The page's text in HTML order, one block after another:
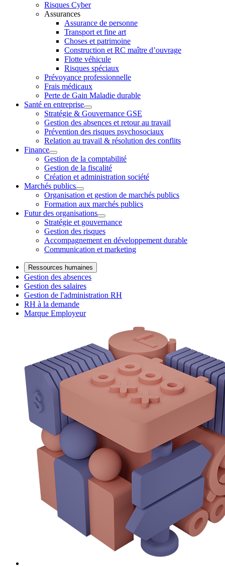
Risques Cyber
Assurances
Assurance de personne
Transport et fine art
Choses et patrimoine
Construction et RC maître d’ouvrage
Flotte véhicule
Risques spéciaux
Prévoyance professionnelle
Frais médicaux
Perte de Gain Maladie durable
Santé en entreprise
Stratégie & Gouvernance GSE
Gestion des absences et retour au travail
Prévention des risques psychosociaux
Relation au travail & résolution des conflits
Finance
Gestion de la comptabilité
Gestion de la fiscalité
Création et administration société
Marchés publics
Organisation et gestion de marchés publics
Formation aux marchés publics
Futur des organisations
Stratégie et gouvernance
Gestion des risques
Accompagnement en développement durable
Communication et marketing
Ressources humaines
Gestion des absences
Gestion des salaires
Gestion de l'administration RH
RH à la demande
Marque Employeur